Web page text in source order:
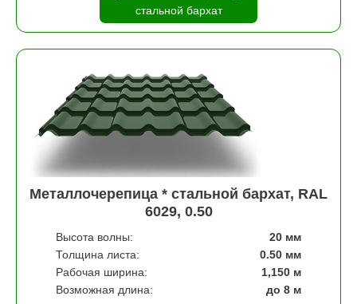
стальной бархат
Металлочерепица * стальной бархат, RAL
6029, 0.50
Высота волны:
20 мм
Толщина листа:
0.50 мм
Рабочая ширина:
1,150 м
Возможная длина:
до 8 м